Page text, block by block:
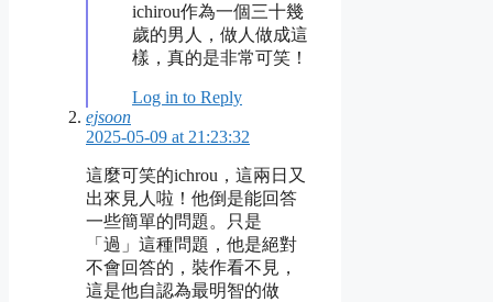
ichirou作為一個三十幾
歲的男人，做人做成這
樣，真的是非常可笑！
Log in to Reply
ejsoon
2025-05-09 at 21:23:32
這麼可笑的ichrou，這兩日又
出來見人啦！他倒是能回答
一些簡單的問題。只是
「過」這種問題，他是絕對
不會回答的，裝作看不見，
這是他自認為最明智的做